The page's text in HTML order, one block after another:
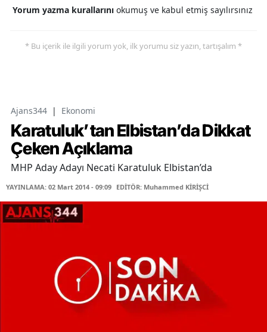
Yorum yazma kurallarını okumuş ve kabul etmiş sayılırsınız
* Bu içerik ile ilgili yorum yok, ilk yorumu siz yazın, tartışalım *
Ajans344 | Ekonomi
Karatuluk’tan Elbistan’da Dikkat
Çeken Açıklama
MHP Aday Adayı Necati Karatuluk Elbistan’da
YAYINLAMA: 02 Mart 2014 - 09:09 EDİTÖR: Muhammed KİRİŞCİ